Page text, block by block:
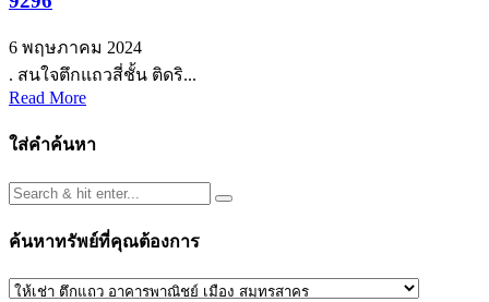
6 พฤษภาคม 2024
. สนใจตึกแถวสี่ชั้น ติดริ...
Read More
ใส่คำค้นหา
ค้นหาทรัพย์ที่คุณต้องการ
ค้นหา